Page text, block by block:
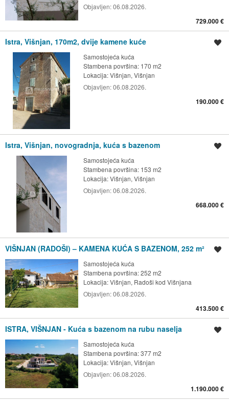
Objavljen:06.08.2026.
729.000 €
Istra, Višnjan, 170m2, dvije kamene kuće
Samostojeća kuća
Stambena površina: 170 m2
Lokacija:Višnjan, Višnjan
Objavljen:06.08.2026.
190.000 €
Istra, Višnjan, novogradnja, kuća s bazenom
Samostojeća kuća
Stambena površina: 153 m2
Lokacija:Višnjan, Višnjan
Objavljen:06.08.2026.
668.000 €
VIŠNJAN (RADOŠI) – KAMENA KUĆA S BAZENOM, 252 m²
Samostojeća kuća
Stambena površina: 252 m2
Lokacija:Višnjan, Radoši kod Višnjana
Objavljen:06.08.2026.
413.500 €
ISTRA, VIŠNJAN - Kuća s bazenom na rubu naselja
Samostojeća kuća
Stambena površina: 377 m2
Lokacija:Višnjan, Višnjan
Objavljen:06.08.2026.
1.190.000 €